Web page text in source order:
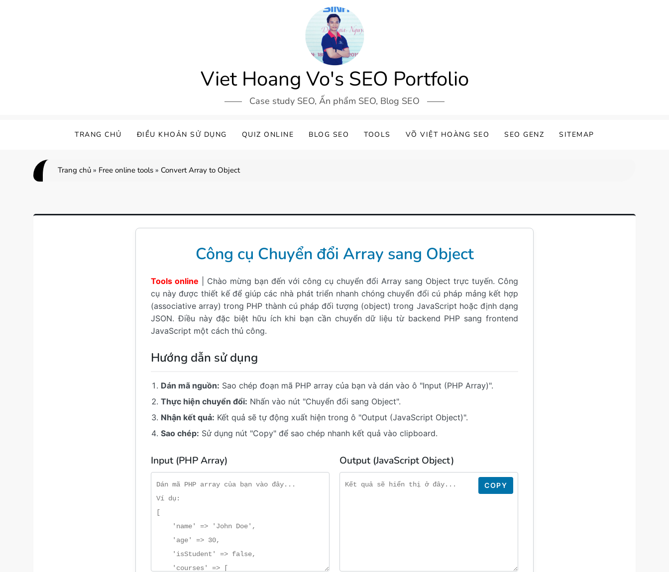
Viet Hoang Vo's SEO Portfolio
Case study SEO, Ấn phẩm SEO, Blog SEO
TRANG CHỦ ĐIỀU KHOẢN SỬ DỤNG QUIZ ONLINE BLOG SEO TOOLS VÕ VIỆT HOÀNG SEO SEO GENZ SITEMAP
Trang chủ » Free online tools » Convert Array to Object
Công cụ Chuyển đổi Array sang Object
Tools online | Chào mừng bạn đến với công cụ chuyển đổi Array sang Object trực tuyến. Công
cụ này được thiết kế để giúp các nhà phát triển nhanh chóng chuyển đổi cú pháp mảng kết hợp
(associative array) trong PHP thành cú pháp đối tượng (object) trong JavaScript hoặc định dạng
JSON. Điều này đặc biệt hữu ích khi bạn cần chuyển dữ liệu từ backend PHP sang frontend
JavaScript một cách thủ công.
Hướng dẫn sử dụng
Dán mã nguồn: Sao chép đoạn mã PHP array của bạn và dán vào ô "Input (PHP Array)".
Thực hiện chuyển đổi: Nhấn vào nút "Chuyển đổi sang Object".
Nhận kết quả: Kết quả sẽ tự động xuất hiện trong ô "Output (JavaScript Object)".
Sao chép: Sử dụng nút "Copy" để sao chép nhanh kết quả vào clipboard.
Input (PHP Array) Output (JavaScript Object)
COPY